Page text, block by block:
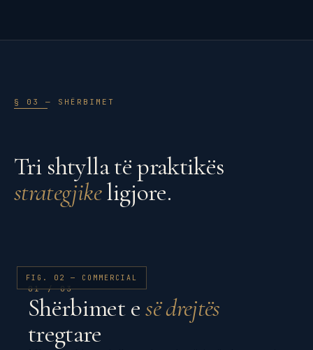
§ 03 — SHËRBIMET
Tri shtylla të praktikës
strategjikeligjore.
FIG. 02 — COMMERCIAL
01 / 03
Shërbimet esë drejtës
tregtare